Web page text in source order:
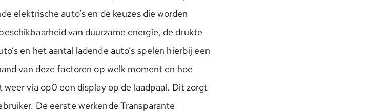
elektrische auto’s en de keuzes die worden
van duurzame energie, de drukte
en het aantal ladende auto’s spelen hierbij een
van deze factoren op welk moment en hoe
via op0 een display op de laadpaal. Dit zorgt
De eerste werkende Transparante